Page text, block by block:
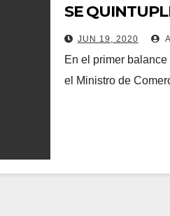
SE
DE LOS
COLOMBIA Y
DE
JUN 19, 2020
En el primer
el Ministro de